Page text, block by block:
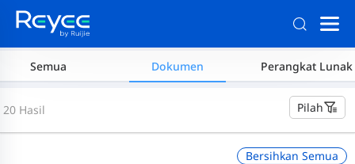
Semua Dokumen Perangkat Lunak
Pilah
20 Hasil
Bersihkan Semua